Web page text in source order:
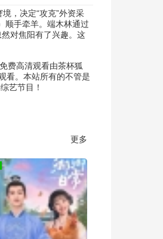
，决定“攻克”外资采
顺手牵羊。端木林通过
对焦阳有了兴趣。这
费高清观看由茶杯狐
看。本站所有的不管是
艺节目！
更多